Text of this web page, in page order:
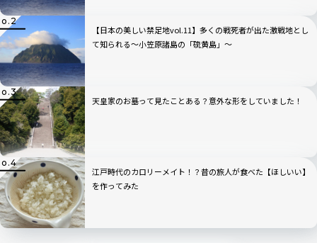
【日本の美しい禁足地vol.11】多くの戦死者が出た激戦地とし
て知られる～小笠原諸島の「硫黄島」〜
天皇家のお墓って見たことある？意外な形をしていました！
江戸時代のカロリーメイト！？昔の旅人が食べた【ほしいい】
を作ってみた